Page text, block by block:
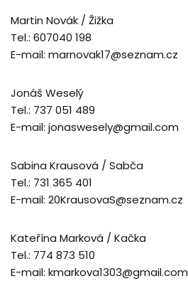
Martin Novák / Žižka
Tel.: 607040 198
E-mail: marnovak17@seznam.cz
Jonáš Weselý
Tel.: 737 051 489
E-mail: jonaswesely@gmail.com
Sabina Krausová / Sabča
Tel.: 731 365 401
E-mail: 20KrausovaS@seznam.cz
Kateřína Marková / Kačka
Tel.: 774 873 510
E-mail: kmarkova1303@gmail.com